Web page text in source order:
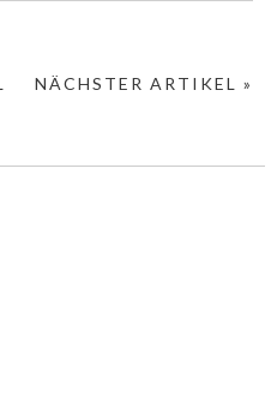
NÄCHSTER ARTIKEL »